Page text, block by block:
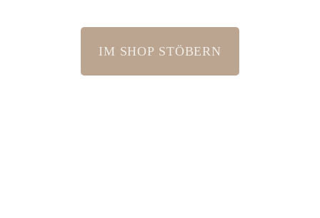
IM SHOP STÖBERN